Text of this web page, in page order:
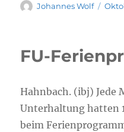
Autor
Johannes Wolf
FU-
Hahnbach. (ibj) Jede
Unterhaltung hatten
beim